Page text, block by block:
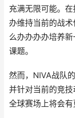
充满无限可能。
办维持当前的战
么办办办办培养
课题。
然而，NIVA战队
并针对当前的竞
全球赛场上将会有